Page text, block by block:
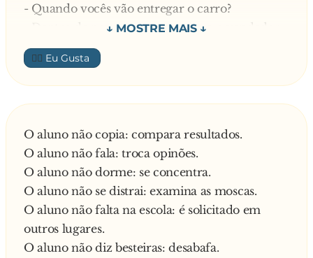
- Quando vocês vão entregar o carro?
- Dentro de nove anos - resmunga o vendedor.
- Em qual mês?
- Agosto.
- Que dia de agosto?
- Dia 16!
- Mas que porróvski do caralhóvski! - esbraveja
o vendedor.
- Pra que você quer saber?
- É que eu preferia que fosse de manhã, porque
à tarde vem o encanador!
👍🏼
O aluno não copia: compara resultados.
O aluno não fala: troca opinões.
O aluno não dorme: se concentra.
O aluno não se distrai: examina as moscas.
O aluno não falta na escola: é solicitado em
outros lugares.
O aluno não diz besteiras: desabafa.